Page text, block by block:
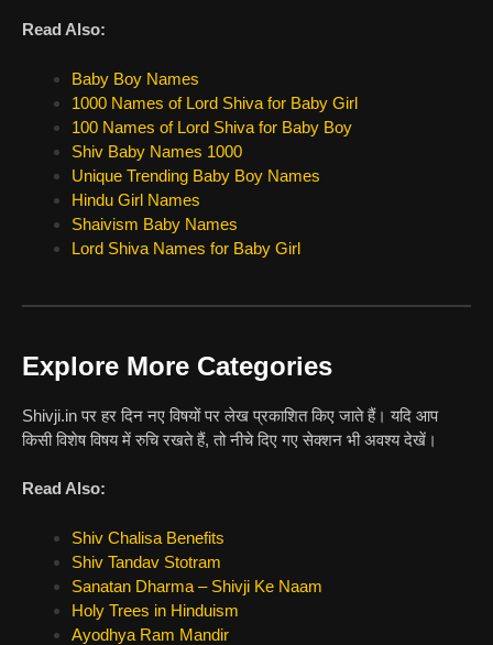
Read Also:
Baby Boy Names
1000 Names of Lord Shiva for Baby Girl
100 Names of Lord Shiva for Baby Boy
Shiv Baby Names 1000
Unique Trending Baby Boy Names
Hindu Girl Names
Shaivism Baby Names
Lord Shiva Names for Baby Girl
Explore More Categories
Shivji.in पर हर दिन नए विषयों पर लेख प्रकाशित किए जाते हैं। यदि आप
किसी विशेष विषय में रुचि रखते हैं, तो नीचे दिए गए सेक्शन भी अवश्य देखें।
Read Also:
Shiv Chalisa Benefits
Shiv Tandav Stotram
Sanatan Dharma – Shivji Ke Naam
Holy Trees in Hinduism
Ayodhya Ram Mandir